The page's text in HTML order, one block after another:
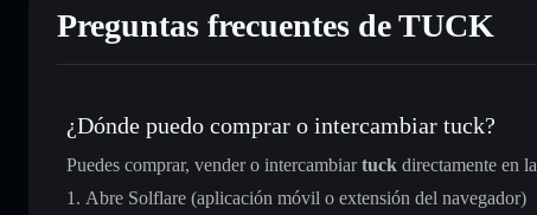
Preguntas frecuentes de TUCK
¿Dónde puedo comprar o intercambiar tuck?
Puedes comprar, vender o intercambiartuck directamente en la
Abre Solflare (aplicación móvil o extensión del navegador)